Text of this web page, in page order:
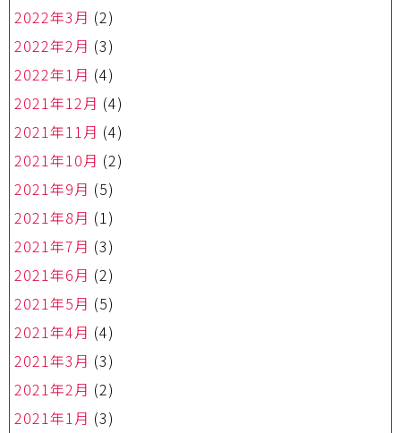
2022年3月 (2)
2022年2月 (3)
2022年1月 (4)
2021年12月 (4)
2021年11月 (4)
2021年10月 (2)
2021年9月 (5)
2021年8月 (1)
2021年7月 (3)
2021年6月 (2)
2021年5月 (5)
2021年4月 (4)
2021年3月 (3)
2021年2月 (2)
2021年1月 (3)